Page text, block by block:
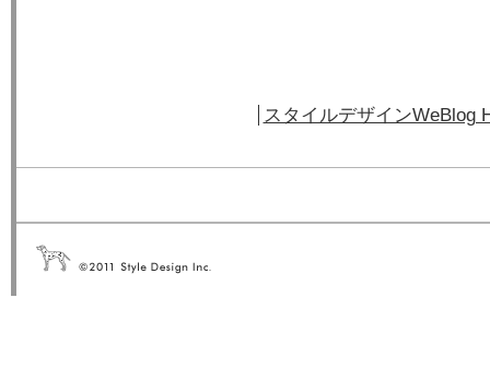
スタイルデザインWeBlog